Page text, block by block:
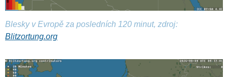
Blesky v Evropě za posledních 120 minut, zdroj:
Blitzortung.org